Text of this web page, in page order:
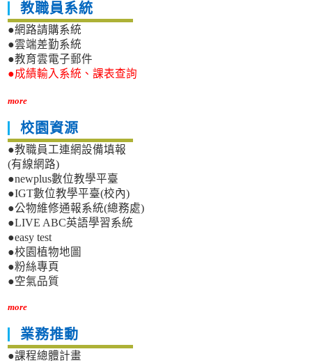
教職員系統
●網路請購系統
●雲端差勤系統
●教育雲電子郵件
●成績輸入系統、課表查詢
more
校園資源
●教職員工連網設備填報
(有線網路)
●newplus數位教學平臺
●IGT數位教學平臺(校內)
●公物維修通報系統(總務處)
●LIVE ABC英語學習系統
●easy test
●校園植物地圖
●粉絲專頁
●空氣品質
more
業務推動
●課程總體計畫